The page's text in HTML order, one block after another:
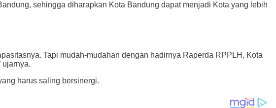
sehingga diharapkan Kota Bandung dapat menjadi Kota yang lebih
Tapi mudah-mudahan dengan hadirnya Raperda RPPLH, Kota
ujarnya.
harus saling bersinergi.